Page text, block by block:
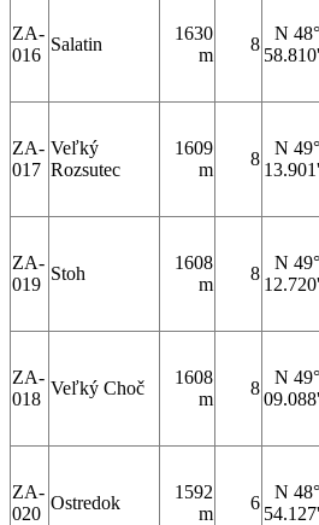
ZA-
016
Salatin
1630
m
8
N 48°
58.810'
ZA-
017
Veľký
Rozsutec
1609
m
8
N 49°
13.901'
ZA-
019
Stoh
1608
m
8
N 49°
12.720'
ZA-
018
Veľký Choč
1608
m
8
N 49°
09.088'
ZA-
020
Ostredok
1592
m
6
N 48°
54.127'